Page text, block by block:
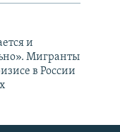
и
Мигранты
в России